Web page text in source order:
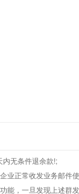
内无条件退余款!;
业正常收发业务邮件
能，一旦发现上述群